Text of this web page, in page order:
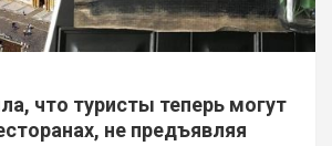
что туристы теперь могут
не предъявляя